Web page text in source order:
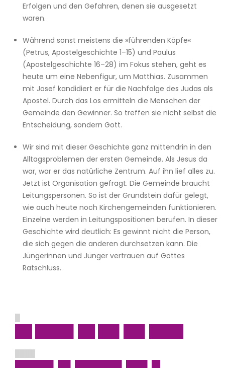
Erfolgen und den Gefahren, denen sie ausgesetzt
waren.
Während sonst meistens die »führenden Köpfe«
(Petrus, Apostelgeschichte 1–15) und Paulus
(Apostelgeschichte 16–28) im Fokus stehen, geht es
heute um eine Nebenfigur, um Matthias. Zusammen
mit Josef kandidiert er für die Nachfolge des Judas als
Apostel. Durch das Los ermitteln die Menschen der
Gemeinde den Gewinner. So treffen sie nicht selbst die
Entscheidung, sondern Gott.
Wir sind mit dieser Geschichte ganz mittendrin in den
Alltagsproblemen der ersten Gemeinde. Als Jesus da
war, war er das natürliche Zentrum. Auf ihn lief alles zu.
Jetzt ist Organisation gefragt. Die Gemeinde braucht
Leitungspersonen. So ist der Grundstein dafür gelegt,
wie auch heute noch Kirchengemeinden funktionieren.
Einzelne werden in Leitungspositionen berufen. In dieser
Geschichte wird deutlich: Es gewinnt nicht die Person,
die sich gegen die anderen durchsetzen kann. Die
Jüngerinnen und Jünger vertrauen auf Gottes
Ratschluss.